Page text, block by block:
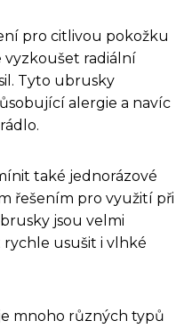
pro citlivou pokožku
vyzkoušet radiální
Tyto ubrusky
alergie a navíc
také jednorázové
řešením pro využití při
jsou velmi
rychle usušit i vlhké
mnoho různých typů